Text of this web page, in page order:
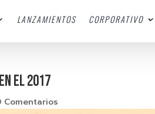
LANZAMIENTOS CORPORATIVO
el 2017
Comentarios